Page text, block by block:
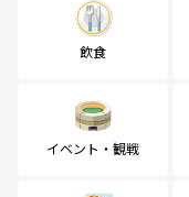
飲食
イベント・観戦